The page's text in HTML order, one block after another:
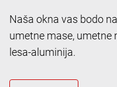
Naša okna vas bodo
umetne mase, umetne
lesa-aluminija.